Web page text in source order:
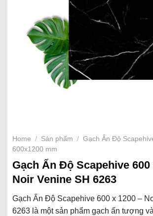
Home / Sản phẩm / Gạch Ấn Độ
600x1200 mm
Gạch Ấn Độ Scapehive 600
Noir Venine SH 6263
Gạch Ấn Độ Scapehive 600 x 1200 –
6263 là một sản phẩm gạch ấn tượng